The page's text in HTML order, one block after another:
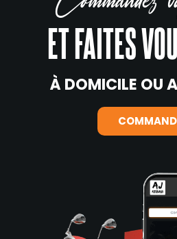
ET FAITES
À DOMICILE OU